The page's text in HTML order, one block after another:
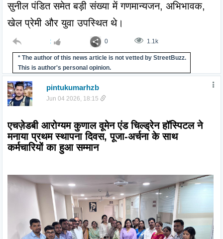
सुनील पंडित समेत बड़ी संख्या में गणमान्यजन, अभिभावक,
खेल प्रेमी और युवा उपस्थित थे।
: 0 1.1k
* The author of this news article is not vetted by StreetBuzz.
This is author's personal opinion.
pintukumarhzb
Jun 04 2026, 18:15
एचज़ेडबी आरोग्यम कुणाल वूमेन एंड चिल्ड्रेन हॉस्पिटल ने
मनाया प्रथम स्थापना दिवस, पूजा-अर्चना के साथ
कर्मचारियों का हुआ सम्मान